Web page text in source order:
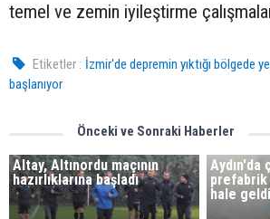
temel ve zemin iyileştirme
Etiketler : İzmir'de depremin yıktığı bölgede
başlanıyor
Önceki ve Sonraki Haberler
Altay, Altınordu maçının
hazırlıklarına başladı
Aydın'da
prefabrik
hale geldi